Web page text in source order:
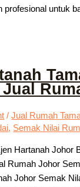
profesional untuk
Jual
/Jual Rumah
, Semak Nilai
Hartanah Johor
Rumah Johor
Johor Semak